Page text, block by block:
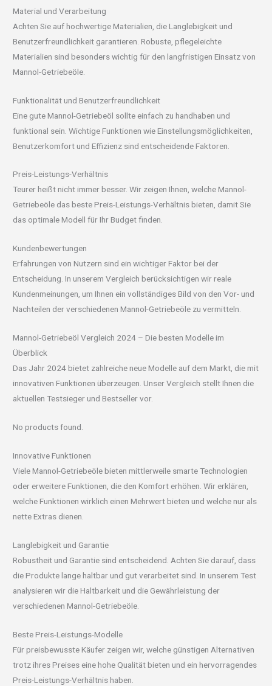
Material und Verarbeitung
Achten Sie auf hochwertige Materialien, die Langlebigkeit und
Benutzerfreundlichkeit garantieren. Robuste, pflegeleichte
Materialien sind besonders wichtig für den langfristigen Einsatz von
Mannol-Getriebeöle.
Funktionalität und Benutzerfreundlichkeit
Eine gute Mannol-Getriebeöl sollte einfach zu handhaben und
funktional sein. Wichtige Funktionen wie Einstellungsmöglichkeiten,
Benutzerkomfort und Effizienz sind entscheidende Faktoren.
Preis-Leistungs-Verhältnis
Teurer heißt nicht immer besser. Wir zeigen Ihnen, welche Mannol-
Getriebeöle das beste Preis-Leistungs-Verhältnis bieten, damit Sie
das optimale Modell für Ihr Budget finden.
Kundenbewertungen
Erfahrungen von Nutzern sind ein wichtiger Faktor bei der
Entscheidung. In unserem Vergleich berücksichtigen wir reale
Kundenmeinungen, um Ihnen ein vollständiges Bild von den Vor- und
Nachteilen der verschiedenen Mannol-Getriebeöle zu vermitteln.
Mannol-Getriebeöl Vergleich 2024 – Die besten Modelle im
Überblick
Das Jahr 2024 bietet zahlreiche neue Modelle auf dem Markt, die mit
innovativen Funktionen überzeugen. Unser Vergleich stellt Ihnen die
aktuellen Testsieger und Bestseller vor.
No products found.
Innovative Funktionen
Viele Mannol-Getriebeöle bieten mittlerweile smarte Technologien
oder erweitere Funktionen, die den Komfort erhöhen. Wir erklären,
welche Funktionen wirklich einen Mehrwert bieten und welche nur als
nette Extras dienen.
Langlebigkeit und Garantie
Robustheit und Garantie sind entscheidend. Achten Sie darauf, dass
die Produkte lange haltbar und gut verarbeitet sind. In unserem Test
analysieren wir die Haltbarkeit und die Gewährleistung der
verschiedenen Mannol-Getriebeöle.
Beste Preis-Leistungs-Modelle
Für preisbewusste Käufer zeigen wir, welche günstigen Alternativen
trotz ihres Preises eine hohe Qualität bieten und ein hervorragendes
Preis-Leistungs-Verhältnis haben.